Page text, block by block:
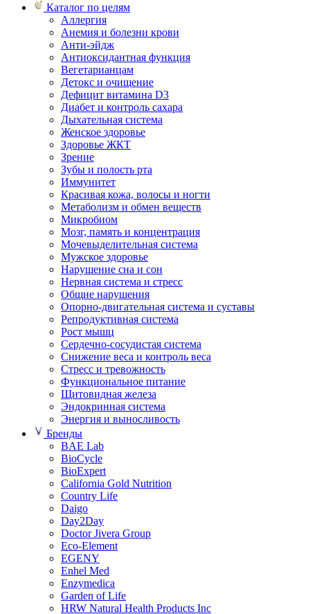
Каталог по целям
Аллергия
Анемия и болезни крови
Анти-эйдж
Антиоксидантная функция
Вегетарианцам
Детокс и очищение
Дефицит витамина D3
Диабет и контроль сахара
Дыхательная система
Женское здоровье
Здоровье ЖКТ
Зрение
Зубы и полость рта
Иммунитет
Красивая кожа, волосы и ногти
Метаболизм и обмен веществ
Микробиом
Мозг, память и концентрация
Мочевыделительная система
Мужское здоровье
Нарушение сна и сон
Нервная система и стресс
Общие нарушения
Опорно-двигательная система и суставы
Репродуктивная система
Рост мышц
Сердечно-сосудистая система
Снижение веса и контроль веса
Стресс и тревожность
Функциональное питание
Щитовидная железа
Эндокринная система
Энергия и выносливость
Бренды
BAE Lab
BioCycle
BioExpert
California Gold Nutrition
Country Life
Daigo
Day2Day
Doctor Jivera Group
Eco-Element
EGENY
Enhel Med
Enzymedica
Garden of Life
HRW Natural Health Products Inc